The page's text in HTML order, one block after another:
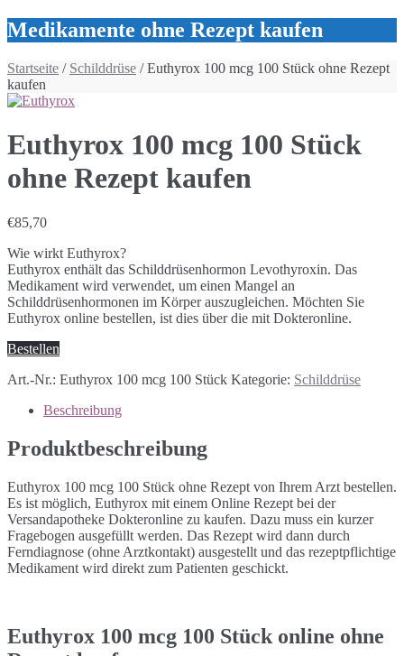
Medikamente ohne Rezept kaufen
Startseite / Schilddrüse / Euthyrox 100 mcg 100 Stück ohne Rezept
kaufen
Euthyrox 100 mcg 100 Stück
ohne Rezept kaufen
€85,70
Wie wirkt Euthyrox?
Euthyrox enthält das Schilddrüsenhormon Levothyroxin. Das
Medikament wird verwendet, um einen Mangel an
Schilddrüsenhormonen im Körper auszugleichen. Möchten Sie
Euthyrox online bestellen, ist dies über die mit Dokteronline.
Bestellen
Art.-Nr.: Euthyrox 100 mcg 100 Stück Kategorie: Schilddrüse
Beschreibung
Produktbeschreibung
Euthyrox 100 mcg 100 Stück ohne Rezept von Ihrem Arzt bestellen.
Es ist möglich, Euthyrox mit einem Online Rezept bei der
Versandapotheke Dokteronline zu kaufen. Dazu muss ein kurzer
Fragebogen ausgefüllt werden. Das Rezept wird dann durch
Ferndiagnose (ohne Arztkontakt) ausgestellt und das rezeptpflichtige
Medikament wird direkt zum Patienten geschickt.
Euthyrox 100 mcg 100 Stück online ohne